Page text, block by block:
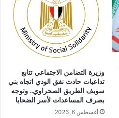
وزيرة التضامن الاجتماعي تتابع
تداعيات حادث نفق الودي اتجاه بني
سويف الطريق الصحراوي.. وتوجه
بصرف المساعدات لأسر الضحايا
أغسطس 6, 2026